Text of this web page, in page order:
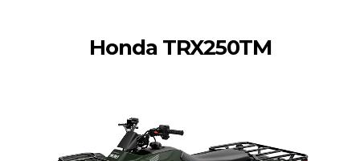
Honda TRX250TM